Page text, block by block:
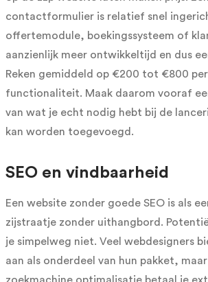
contactformulier is relatief snel
offertemodule, boekingssysteem of
aanzienlijk meer ontwikkeltijd en dus
Reken gemiddeld op €200 tot €800
functionaliteit. Maak daarom vooraf
van wat je echt nodig hebt bij de
kan worden toegevoegd.
SEO en vindbaarheid
Een website zonder goede SEO is als
zijstraatje zonder uithangbord.
je simpelweg niet. Veel webdesigners
aan als onderdeel van hun pakket,
zoekmachine optimalisatie betaal je